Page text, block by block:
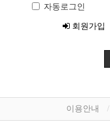
자동로그인
회원가입
이용안내